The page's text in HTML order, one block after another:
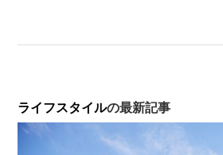
ライフスタイルの最新記事